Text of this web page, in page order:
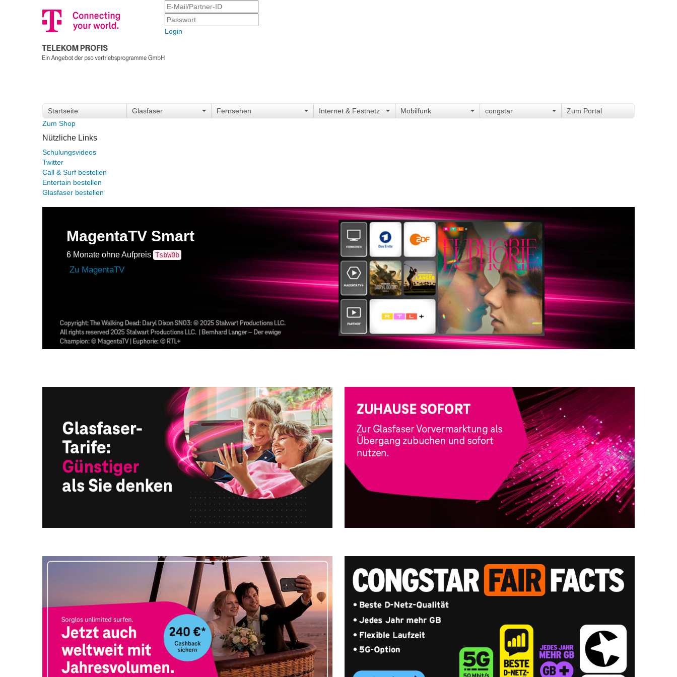
Login
Startseite Glasfaser Fernsehen Internet & Festnetz Mobilfunk congstar
Zum Portal
Zum Shop
Nützliche Links
Schulungsvideos
Twitter
Call & Surf bestellen
Entertain bestellen
Glasfaser bestellen
MagentaTV Smart
6 Monate ohne Aufpreis TsbW0b
Zu MagentaTV